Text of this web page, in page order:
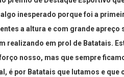
inesperado porque foi a
a altura e com grande
realizando em prol de Batatais.
nosso, mas que sempre
é por Batatais que lutamos e